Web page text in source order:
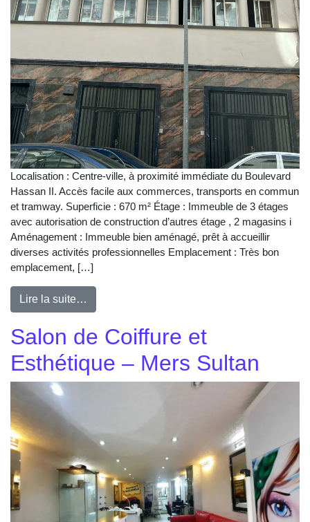
Localisation : Centre-ville, à proximité immédiate du Boulevard
Hassan II. Accès facile aux commerces, transports en commun
et tramway. Superficie : 670 m² Étage : Immeuble de 3 étages
avec autorisation de construction d’autres étage , 2 magasins i
Aménagement : Immeuble bien aménagé, prêt à accueillir
diverses activités professionnelles Emplacement : Très bon
emplacement, […]
Lire la suite…
Salon de Coiffure et
Esthétique – Mers Sultan